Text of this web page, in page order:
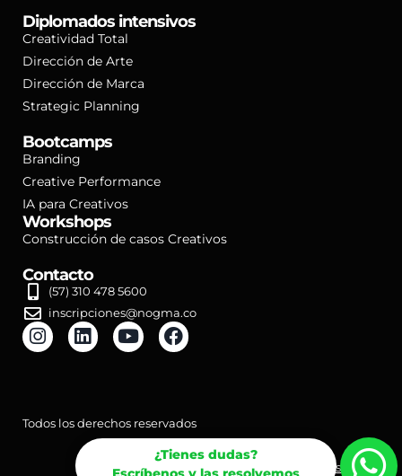
Diplomados intensivos
Creatividad Total
Dirección de Arte
Dirección de Marca
Strategic Planning
Bootcamps
Branding
Creative Performance
IA para Creativos
Workshops
Construcción de casos Creativos
Contacto
(57) 310 478 5600
inscripciones@nogma.co
¿Tienes dudas?
Todos los derechos reservados
Política de tratamiento de datos personales